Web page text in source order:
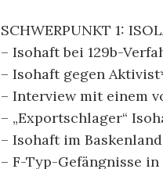
SCHWERPUNKT 1:
– Isohaft bei 129b-
– Isohaft gegen
– Interview mit einem
– „Exportschlager“
– Isohaft im Baskenland
– F-Typ-Gefängnisse